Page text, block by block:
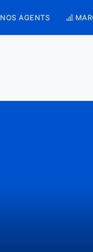
NOS AGENTS